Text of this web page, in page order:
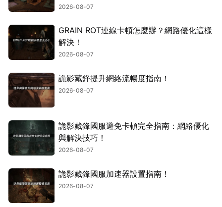
2026-08-07
GRAIN ROT連線卡頓怎麼辦？網路優化這樣
解決！
2026-08-07
詭影藏鋒提升網絡流暢度指南！
2026-08-07
詭影藏鋒國服避免卡頓完全指南：網絡優化
與解決技巧！
2026-08-07
詭影藏鋒國服加速器設置指南！
2026-08-07